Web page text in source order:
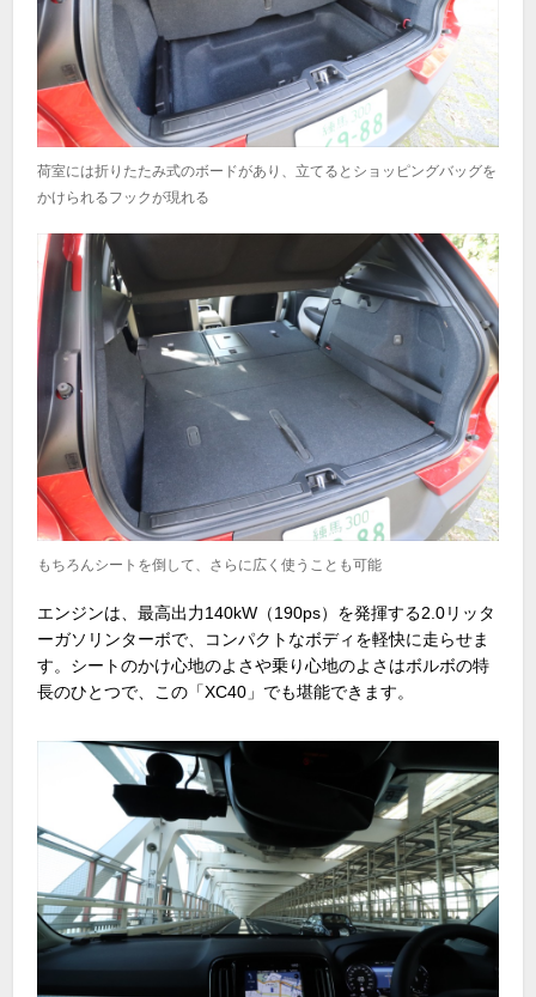
荷室には折りたたみ式のボードがあり、立てるとショッピングバッグを
かけられるフックが現れる
もちろんシートを倒して、さらに広く使うことも可能
エンジンは、最高出力140kW（190ps）を発揮する2.0リッタ
ーガソリンターボで、コンパクトなボディを軽快に走らせま
す。シートのかけ心地のよさや乗り心地のよさはボルボの特
長のひとつで、この「XC40」でも堪能できます。